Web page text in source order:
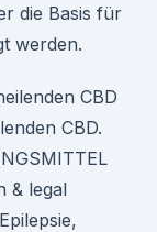
die Basis für
werden.
CBD
CBD.
& legal